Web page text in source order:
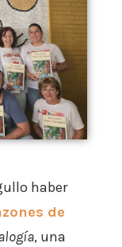
haber
de
, una